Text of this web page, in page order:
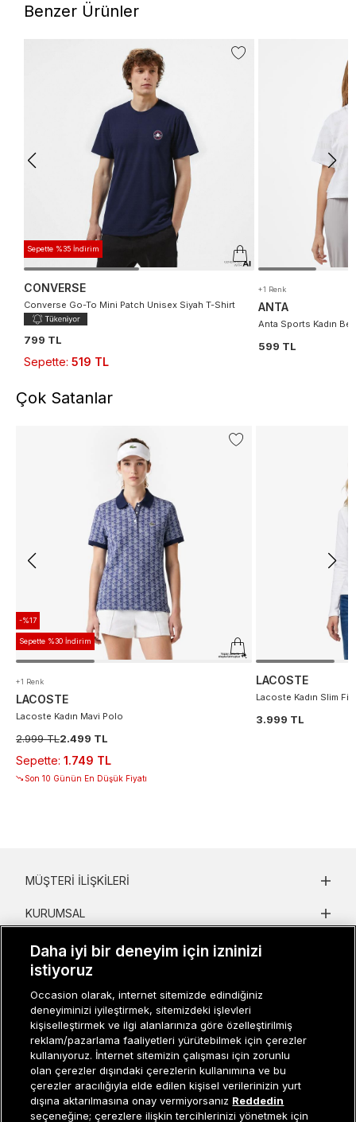
Benzer Ürünler
Sepette %35 İndirim
CONVERSE
Converse Go-To Mini Patch Unisex Siyah T-Shirt
799 TL
Sepette: 519 TL
+1 Renk
ANTA
Anta Sports Kadın
599 TL
Çok Satanlar
-%17
Sepette %30 İndirim
+1 Renk
LACOSTE
Lacoste Kadın Mavi Polo
2.999 TL2.499 TL
Sepette: 1.749 TL
Son 10 Günün En Düşük Fiyatı
LACOSTE
Lacoste Kadın Slim
3.999 TL
Müşteri İlişkileri0 850 800 01 20
MÜŞTERI İLIŞKILERI
KURUMSAL
KADIN KATEGORILER
GRUP MARKALAR
ERKEK KATEGORILER
Daha iyi bir deneyim için izninizi
istiyoruz
Occasion olarak, internet sitemizde edindiğiniz
deneyiminizi iyileştirmek, sitemizdeki işlevleri
kişiselleştirmek ve ilgi alanlarınıza göre özelleştirilmiş
reklam/pazarlama faaliyetleri yürütebilmek için çerezler
kullanıyoruz. İnternet sitemizin çalışması için zorunlu
olan çerezler dışındaki çerezlerin kullanımına ve bu
çerezler aracılığıyla elde edilen kişisel verilerinizin yurt
dışına aktarılmasına onay vermiyorsanız Reddedin
seçeneğine; çerezlere ilişkin tercihlerinizi yönetmek için